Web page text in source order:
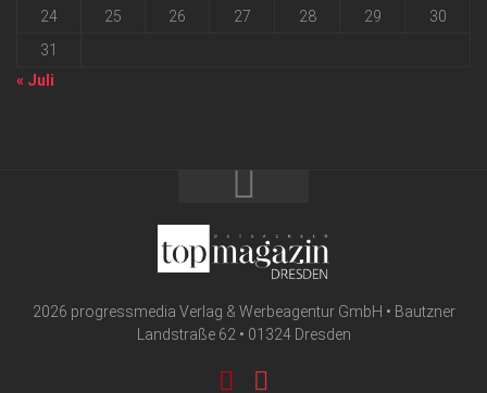
24
25 26 27 28 29
30
31
« Juli
2026 progressmedia Verlag & Werbeagentur GmbH • Bautzner
Landstraße 62 • 01324 Dresden